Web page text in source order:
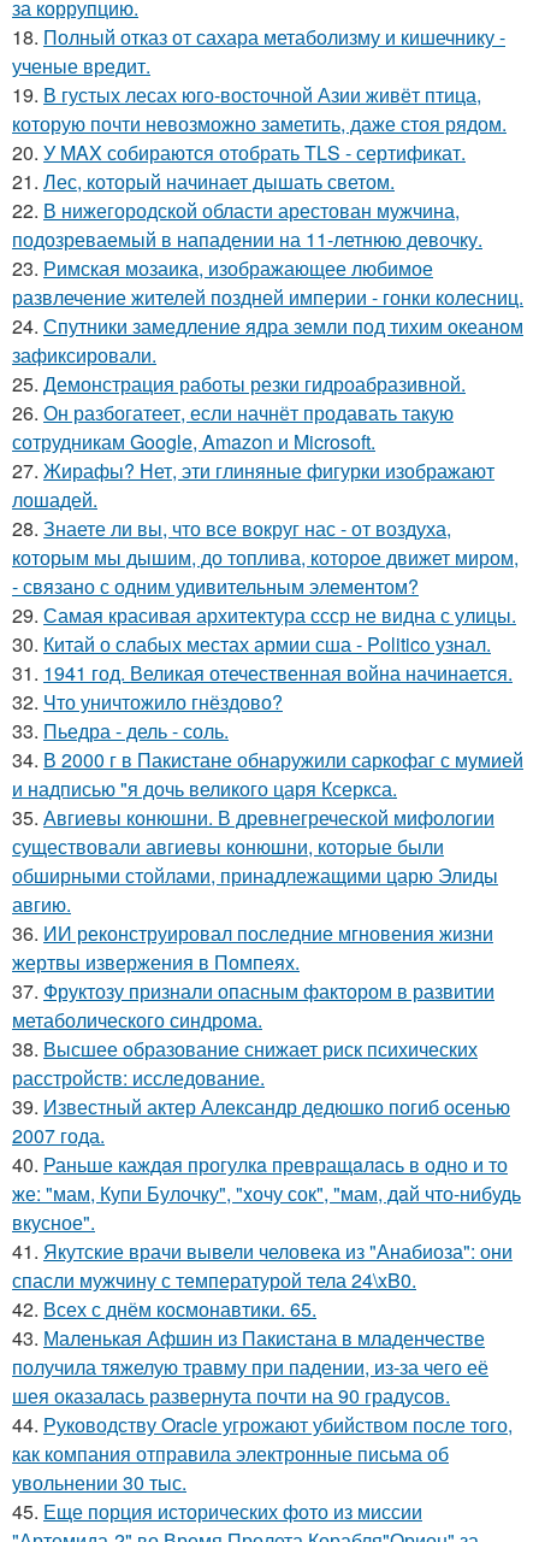
за коррупцию.
18. Полный отказ от сахара метаболизму и кишечнику -
ученые вредит.
19. В густых лесах юго-восточной Азии живёт птица,
которую почти невозможно заметить, даже стоя рядом.
20. У MAX собираются отобрать TLS - сертификат.
21. Лес, который начинает дышать светом.
22. В нижегородской области арестован мужчина,
подозреваемый в нападении на 11-летнюю девочку.
23. Римская мозаика, изображающее любимое
развлечение жителей поздней империи - гонки колесниц.
24. Спутники замедление ядра земли под тихим океаном
зафиксировали.
25. Демонстрация работы резки гидроабразивной.
26. Он разбогатеет, если начнёт продавать такую
сотрудникам Google, Amazon и Microsoft.
27. Жирафы? Нет, эти глиняные фигурки изображают
лошадей.
28. Знаете ли вы, что все вокруг нас - от воздуха,
которым мы дышим, до топлива, которое движет миром,
- связано с одним удивительным элементом?
29. Самая красивая архитектура ссср не видна с улицы.
30. Китай о слабых местах армии сша - Politico узнал.
31. 1941 год. Великая отечественная война начинается.
32. Что уничтожило гнёздово?
33. Пьедра - дель - соль.
34. В 2000 г в Пакистане обнаружили саркофаг с мумией
и надписью "я дочь великого царя Ксеркса.
35. Авгиевы конюшни. В древнегреческой мифологии
существовали авгиевы конюшни, которые были
обширными стойлами, принадлежащими царю Элиды
авгию.
36. ИИ реконструировал последние мгновения жизни
жертвы извержения в Помпеях.
37. Фруктозу признали опасным фактором в развитии
метаболического синдрома.
38. Высшее образование снижает риск психических
расстройств: исследование.
39. Известный актер Александр дедюшко погиб осенью
2007 года.
40. Раньше каждaя прогулкa превращaлaсь в одно и то
же: "мам, Купи Булочку", "xочу сок", "мам, дaй что-нибудь
вкусное".
41. Якутские врачи вывели человека из "Анабиоза": они
спасли мужчину с температурой тела 24\xB0.
42. Всех с днём космонавтики. 65.
43. Маленькая Афшин из Пакистана в младенчестве
получила тяжелую травму при падении, из-за чего её
шея оказалась развернута почти на 90 градусов.
44. Руководству Oracle угрожают убийством после того,
как компания отправила электронные письма об
увольнении 30 тыс.
45. Еще порция исторических фото из миссии